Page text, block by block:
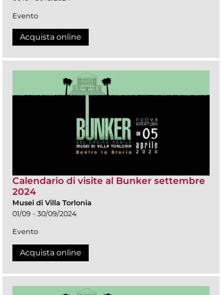
Evento
Acquista online
Calendario di visite al Bunker settembre
2024
Musei di Villa Torlonia
01/09 - 30/09/2024
Evento
Acquista online